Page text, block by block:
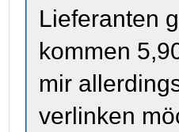
Lieferanten
kommen
mir
verlinken